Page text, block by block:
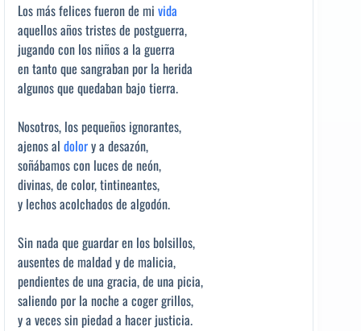
Los más felices fueron de mi vida
aquellos años tristes de postguerra,
jugando con los niños a la guerra
en tanto que sangraban por la herida
algunos que quedaban bajo tierra.
Nosotros, los pequeños ignorantes,
ajenos al dolory a desazón,
soñábamos con luces de neón,
divinas, de color, tintineantes,
y lechos acolchados de algodón.
Sin nada que guardar en los bolsillos,
ausentes de maldad y de malicia,
pendientes de una gracia, de una picia,
saliendo por la noche a coger grillos,
y a veces sin piedad a hacer justicia.